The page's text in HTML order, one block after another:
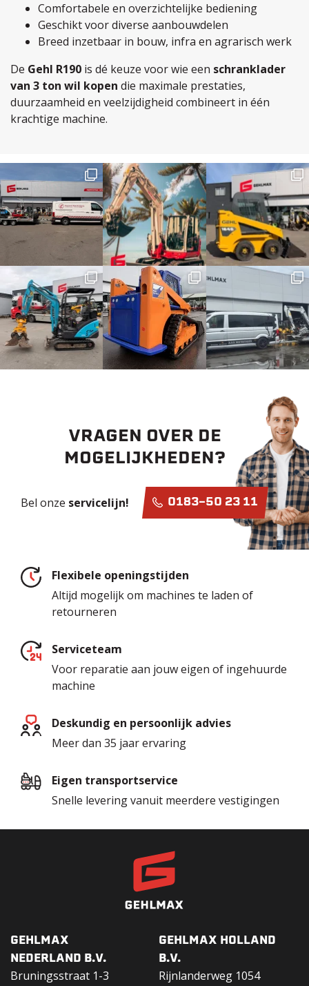
Comfortabele en overzichtelijke bediening
Geschikt voor diverse aanbouwdelen
Breed inzetbaar in bouw, infra en agrarisch werk
De Gehl R190 is dé keuze voor wie een schranklader
van 3 ton wil kopen die maximale prestaties,
duurzaamheid en veelzijdigheid combineert in één
krachtige machine.
VRAGEN OVER DE
MOGELIJKHEDEN?
Bel onze servicelijn! 0183-50 23 11
Flexibele openingstijden
Altijd mogelijk om machines te laden of
retourneren
Serviceteam
Voor reparatie aan jouw eigen of ingehuurde
machine
Deskundig en persoonlijk advies
Meer dan 35 jaar ervaring
Eigen transportservice
Snelle levering vanuit meerdere vestigingen
GEHLMAX
NEDERLAND B.V.
Bruningsstraat 1-3
GEHLMAX HOLLAND
B.V.
Rijnlanderweg 1054